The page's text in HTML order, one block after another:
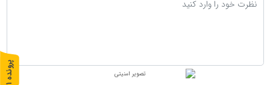
پ
ر
و
ن
د
ه
1